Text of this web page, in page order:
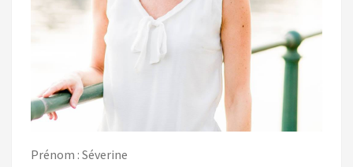
Prénom : Séverine